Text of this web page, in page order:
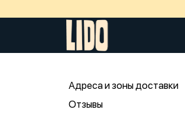
Адреса и зоны доставки
Отзывы